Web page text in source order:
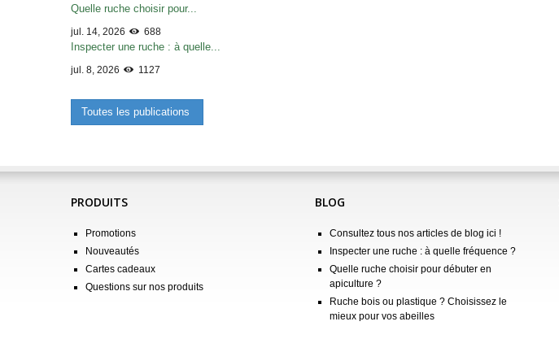
Quelle ruche choisir pour...
jul. 14, 2026 688
Inspecter une ruche : à quelle...
jul. 8, 2026 1127
Toutes les publications
PRODUITS
Promotions
Nouveautés
Cartes cadeaux
Questions sur nos produits
BLOG
Consultez tous nos articles de blog ici !
Inspecter une ruche : à quelle fréquence ?
Quelle ruche choisir pour débuter en
apiculture ?
Ruche bois ou plastique ? Choisissez le
mieux pour vos abeilles